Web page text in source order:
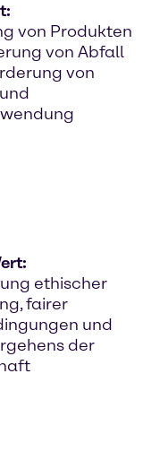
von Produkten
von Abfall
von
ethischer
fairer
und
der